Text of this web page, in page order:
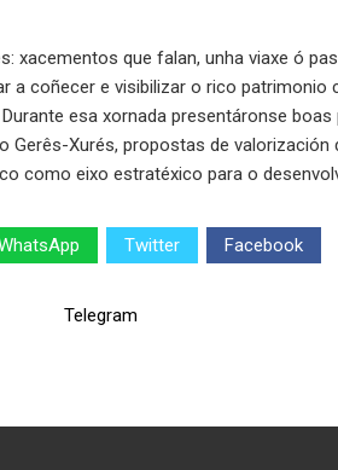
xacementos que falan, unha viaxe ó
a coñecer e visibilizar o rico patrimonio
esa xornada presentáronse
Xurés, propostas de
como eixo estratéxico para o
Twitter Facebook